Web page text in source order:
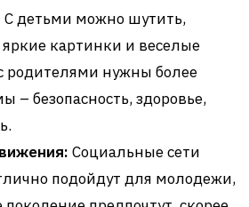
С детьми можно шутить,
яркие картинки и веселые
родителями нужны более
– безопасность, здоровье,
Социальные сети
подойдут для молодежи,